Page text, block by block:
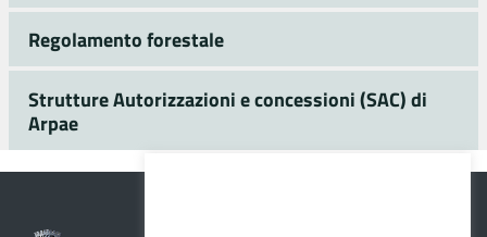
Regolamento forestale
Strutture Autorizzazioni e concessioni (SAC) di
Arpae